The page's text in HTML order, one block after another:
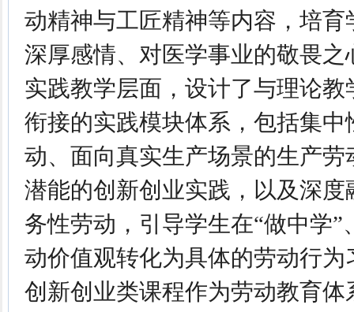
动精神与工匠精神等内容，培
深厚感情、对医学事业的敬畏
实践教学层面，设计了与理论
衔接的实践模块体系，包括集中
动、面向真实生产场景的生产
潜能的创新创业实践，以及深
务性劳动，引导学生在“做中学”
动价值观转化为具体的劳动行
创新创业类课程作为劳动教育